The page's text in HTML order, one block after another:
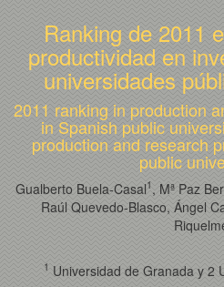
Ranking de 2011
productividad en
universidades
2011 ranking in production
in Spanish public
production and research
public
Gualberto Buela-Casal1 , Mª Paz
Raúl Quevedo-Blasco, Ángel
1 Universidad de Granada y 2